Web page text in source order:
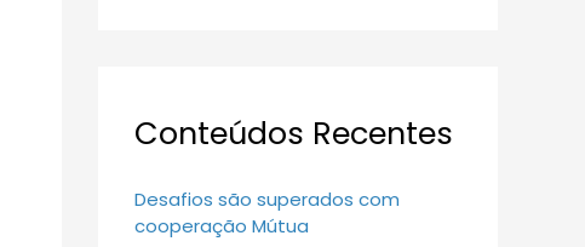
Conteúdos Recentes
Desafios são superados com
cooperação Mútua